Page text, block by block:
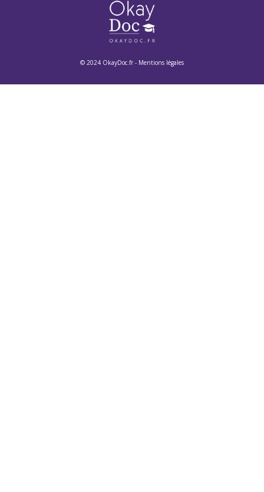
© 2024 OkayDoc.fr - Mentions légales